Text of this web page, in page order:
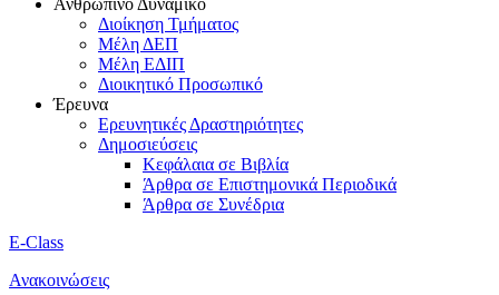
Ανθρώπινο Δυναμικό
Διοίκηση Τμήματος
Μέλη ΔΕΠ
Μέλη ΕΔΙΠ
Διοικητικό Προσωπικό
Έρευνα
Ερευνητικές Δραστηριότητες
Δημοσιεύσεις
Κεφάλαια σε Βιβλία
Άρθρα σε Επιστημονικά Περιοδικά
Άρθρα σε Συνέδρια
E-Class
Ανακοινώσεις